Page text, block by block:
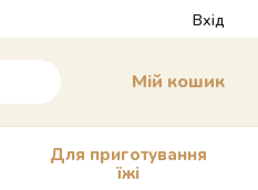
Вхід
Мій кошик
Для приготування
їжі